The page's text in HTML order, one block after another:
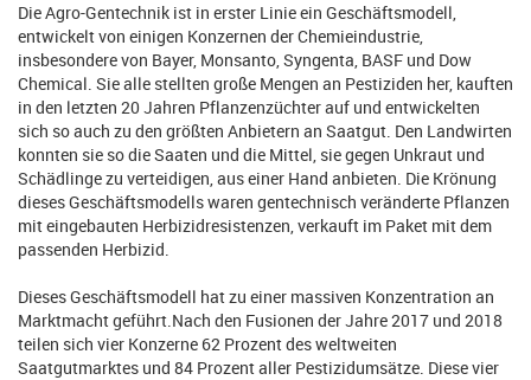
Die Agro-Gentechnik ist in erster Linie ein Geschäftsmodell,
entwickelt von einigen Konzernen der Chemieindustrie,
insbesondere von Bayer, Monsanto, Syngenta, BASF und Dow
Chemical. Sie alle stellten große Mengen an Pestiziden her, kauften
in den letzten 20 Jahren Pflanzenzüchter auf und entwickelten
sich so auch zu den größten Anbietern an Saatgut. Den Landwirten
konnten sie so die Saaten und die Mittel, sie gegen Unkraut und
Schädlinge zu verteidigen, aus einer Hand anbieten. Die Krönung
dieses Geschäftsmodells waren gentechnisch veränderte Pflanzen
mit eingebauten Herbizidresistenzen, verkauft im Paket mit dem
passenden Herbizid.
Dieses Geschäftsmodell hat zu einer massiven Konzentration an
Marktmacht geführt.Nach den Fusionen der Jahre 2017 und 2018
teilen sich vier Konzerne 62 Prozent des weltweiten
Saatgutmarktes und 84 Prozent aller Pestizidumsätze. Diese vier